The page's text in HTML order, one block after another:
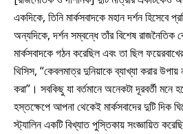
একদিকে, তিনি মার্কসবাদকে মহান দর্শন হিসেবে
অন্যদিকে, দর্শন সম্বন্ধে তাঁর বিশেষ রাজনৈতিক
মার্কসবাদকে গঠন করেছিল এবং তা ছিল
থিসিস, “কেবলমাত্র দুনিয়াকে ব্যাখ্যা করার উপায়
করা”। সবকিছু যা বর্তমানে অনেকটা দূরবর্তী
হস্তক্ষেপে আপনা থেকেই মার্কসবাদের দুটি দিক
স্ট্যালিন একটি বিখ্যাত পুস্তিকায় সংজ্ঞায়িত